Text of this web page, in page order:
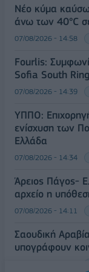
Νέο κύμα
άνω των 40°C
07/08/2026 - 14:58
Fourlis:
Sofia South
07/08/2026 - 14:39
ΥΠΠΟ:
ενίσχυση των
Ελλάδα
07/08/2026 - 14:34
Άρειος Πάγος-
αρχείο η
07/08/2026 - 14:11
Σαουδική
υπογράφουν